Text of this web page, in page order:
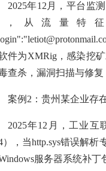
2025年12月，平台监
，从流量特
件为XMRig，感染挖
查杀，漏洞扫描与修
案例2：贵州某企业存
2025年12月，工业互
），当http.sys错误解
服务器系统补丁